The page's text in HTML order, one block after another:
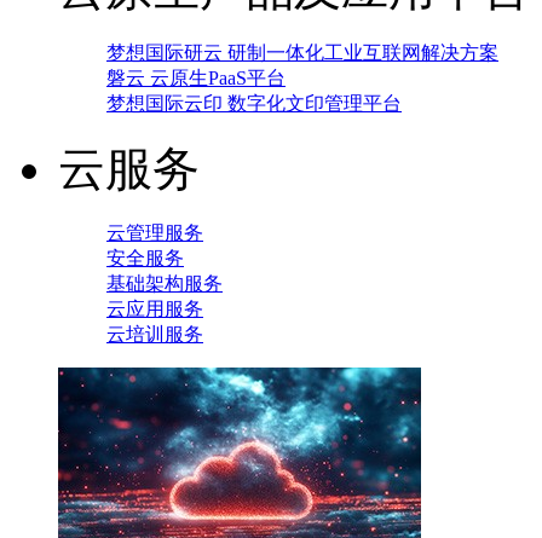
梦想国际研云 研制一体化工业互联网解决方案
磐云 云原生PaaS平台
梦想国际云印 数字化文印管理平台
云服务
云管理服务
安全服务
基础架构服务
云应用服务
云培训服务